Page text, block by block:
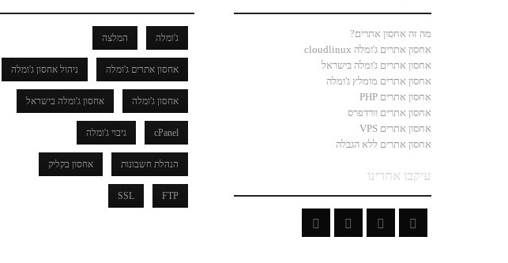
ג'ומלה המלצה
אחסון אתרים ג'ומלה ניהול אחסון ג'ומלה
אחסון ג'ומלה אחסון ג'ומלה בישראל
cPanel גיבוי ג'ומלה
הנהלת חשבונות אחסון בקליק
FTP
SSL
מה זה אחסון אתרים?
אחסון אתרים ג'ומלה cloudlinux
אחסון אתרים ג'ומלה בישראל
אחסון אתרים מומלץ ג'ומלה
אחסון אתרים PHP
אחסון אתרים וורדפרס
אחסון אתרים VPS
אחסון אתרים ללא הגבלה
עיקבו אחרינו